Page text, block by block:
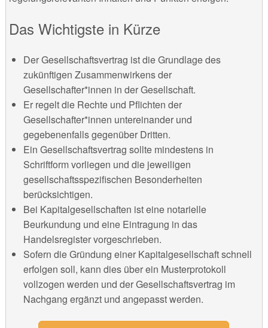
Das Wichtigste in Kürze
Der Gesellschaftsvertrag ist die Grundlage des
zukünftigen Zusammenwirkens der
Gesellschafter*innen in der Gesellschaft.
Er regelt die Rechte und Pflichten der
Gesellschafter*innen untereinander und
gegebenenfalls gegenüber Dritten.
Ein Gesellschaftsvertrag sollte mindestens in
Schriftform vorliegen und die jeweiligen
gesellschaftsspezifischen Besonderheiten
berücksichtigen.
Bei Kapitalgesellschaften ist eine notarielle
Beurkundung und eine Eintragung in das
Handelsregister vorgeschrieben.
Sofern die Gründung einer Kapitalgesellschaft schnell
erfolgen soll, kann dies über ein Musterprotokoll
vollzogen werden und der Gesellschaftsvertrag im
Nachgang ergänzt und angepasst werden.